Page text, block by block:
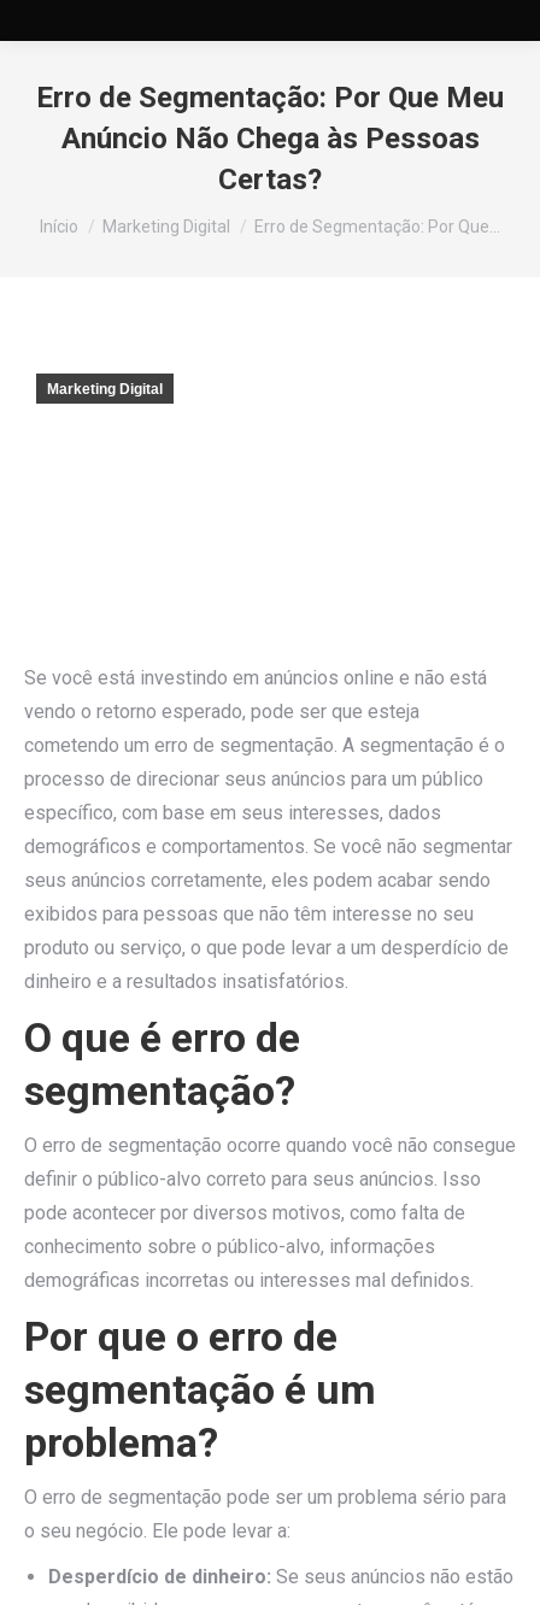
Erro de Segmentação: Por Que Meu
Anúncio Não Chega às Pessoas
Certas?
Você está aqui:
Início Marketing Digital Erro de Segmentação: Por Que…
Marketing Digital
Se você está investindo em anúncios online e não está
vendo o retorno esperado, pode ser que esteja
cometendo um erro de segmentação. A segmentação é o
processo de direcionar seus anúncios para um público
específico, com base em seus interesses, dados
demográficos e comportamentos. Se você não segmentar
seus anúncios corretamente, eles podem acabar sendo
exibidos para pessoas que não têm interesse no seu
produto ou serviço, o que pode levar a um desperdício de
dinheiro e a resultados insatisfatórios.
O que é erro de
segmentação?
O erro de segmentação ocorre quando você não consegue
definir o público-alvo correto para seus anúncios. Isso
pode acontecer por diversos motivos, como falta de
conhecimento sobre o público-alvo, informações
demográficas incorretas ou interesses mal definidos.
Por que o erro de
segmentação é um
problema?
O erro de segmentação pode ser um problema sério para
o seu negócio. Ele pode levar a:
Desperdício de dinheiro: Se seus anúncios não estão